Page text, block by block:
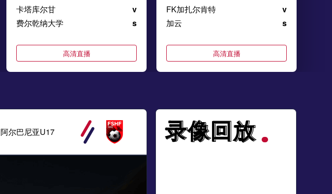
卡塔库尔甘
v
费尔乾纳大学
s
高清直播
FK加扎尔肯特
v
加云
s
高清直播
阿尔巴尼亚U17 录像回放
录像回放